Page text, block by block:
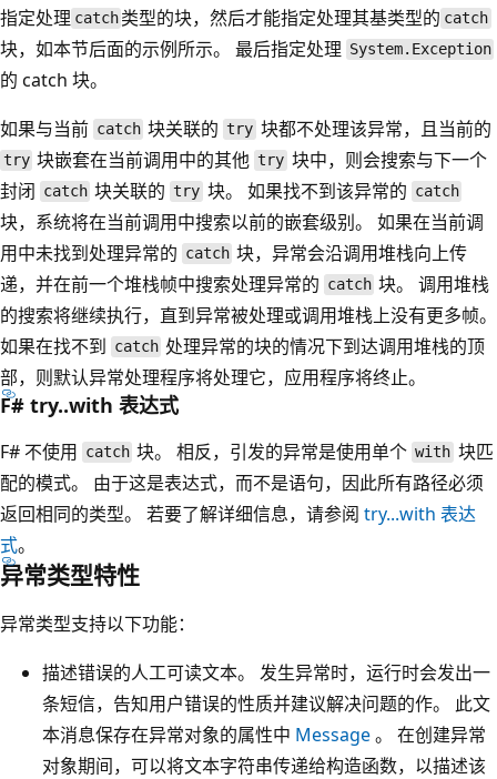
指定处理 catch 类型的块，然后才能指定处理其基类型的 catch
块，如本节后面的示例所示。 最后指定处理 System.Exception
的 catch 块。
如果与当前 catch 块关联的try块都不处理该异常，且当前的
try 块嵌套在当前调用中的其他try块中，则会搜索与下一个
封闭 catch 块关联的try块。 如果找不到该异常的 catch
块，系统将在当前调用中搜索以前的嵌套级别。 如果在当前调
用中未找到处理异常的 catch 块，异常会沿调用堆栈向上传
递，并在前一个堆栈帧中搜索处理异常的 catch 块。 调用堆栈
的搜索将继续执行，直到异常被处理或调用堆栈上没有更多帧。
如果在找不到 catch 处理异常的块的情况下到达调用堆栈的顶
部，则默认异常处理程序将处理它，应用程序将终止。
F# try..with 表达式
F# 不使用 catch 块。 相反，引发的异常是使用单个with块匹
配的模式。 由于这是表达式，而不是语句，因此所有路径必须
返回相同的类型。 若要了解详细信息，请参阅 try...with 表达
式。
异常类型特性
异常类型支持以下功能：
描述错误的人工可读文本。 发生异常时，运行时会发出一
条短信，告知用户错误的性质并建议解决问题的作。 此文
本消息保存在异常对象的属性中 Message。 在创建异常
对象期间，可以将文本字符串传递给构造函数，以描述该